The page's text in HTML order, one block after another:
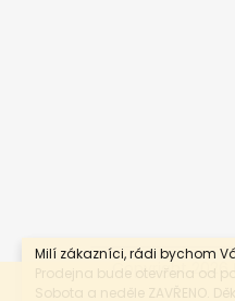
Milí zákazníci, rádi bychom
Prodejna bude otevřena od
Sobota a neděle ZAVŘENO.
Copyright 2026